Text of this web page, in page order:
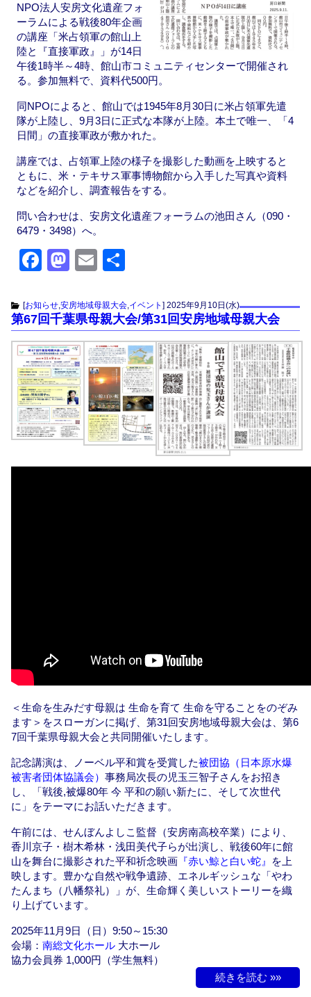
NPO法人安房文化遺産フォ
ーラムによる戦後80年企画
の講座「米占領軍の館山上
陸と『直接軍政』」が14日
午後1時半～4時、館山市コミュニティセンターで開催され
る。参加無料で、資料代500円。
同NPOによると、館山では1945年8月30日に米占領軍先遣
隊が上陸し、9月3日に正式な本隊が上陸。本土で唯一、「4
日間」の直接軍政が敷かれた。
講座では、占領軍上陸の様子を撮影した動画を上映すると
ともに、米・テキサス軍事博物館から入手した写真や資料
などを紹介し、調査報告をする。
問い合わせは、安房文化遺産フォーラムの池田さん（090・
6479・3498）へ。
F
c
e
b
o
o
k
M
st
o
d
o
n
E
ail
[お知らせ,安房地域母親大会,イベント ] 2025年9月10日(水)
第67回千葉県母親大会/第31回安房地域母親大会
＜生命を生みだす母親は 生命を育て 生命を守ることをのぞみ
ます＞をスローガンに掲げ、第31回安房地域母親大会は、第6
7回千葉県母親大会と共同開催いたします。
記念講演は、ノーベル平和賞を受賞した被団協（日本原水爆
被害者団体協議会） 事務局次長の児玉三智子さんをお招き
し、「戦後,被爆80年 今 平和の願い新たに、そして次世代
に」をテーマにお話いただきます。
午前には、せんぼんよしこ監督（安房南高校卒業）により、
香川京子・樹木希林・浅田美代子らが出演し、戦後60年に館
山を舞台に撮影された平和祈念映画 『赤い鯨と白い蛇』
を上
映します。豊かな自然や戦争遺跡、エネルギッシュな「やわ
たんまち（八幡祭礼）」が、生命輝く美しいストーリーを織
り上げています。
2025年11月9日（日）9:50～15:30
会場： 南総文化ホール 大ホール
協力会員券 1,000円（学生無料）
続きを読む »»